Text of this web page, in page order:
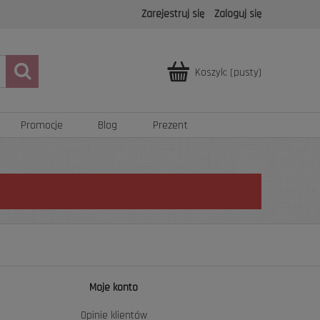
Zarejestruj się Zaloguj się
Koszyk: (pusty)
Promocje Blog Prezent
Moje konto
Opinie klientów